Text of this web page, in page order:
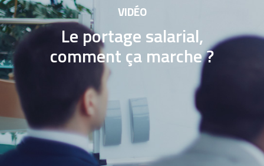
VIDÉO
Le portage salarial,
comment ça marche ?